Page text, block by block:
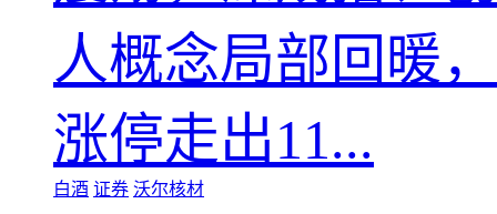
人概念局部回暖
涨停走出11...
白酒 证券 沃尔核材